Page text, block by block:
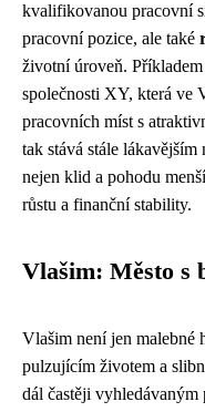
kvalifikovanou pracovní
pracovní pozice, ale také
životní úroveň.
společnosti XY, která ve
pracovních míst s
tak stává stále
nejen klid a pohodu
růstu a finanční stability.
Vlašim: Město s
Vlašim není jen malebné
pulzujícím životem a
dál častěji vyhledávaným